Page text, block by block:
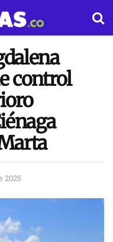
control
2025